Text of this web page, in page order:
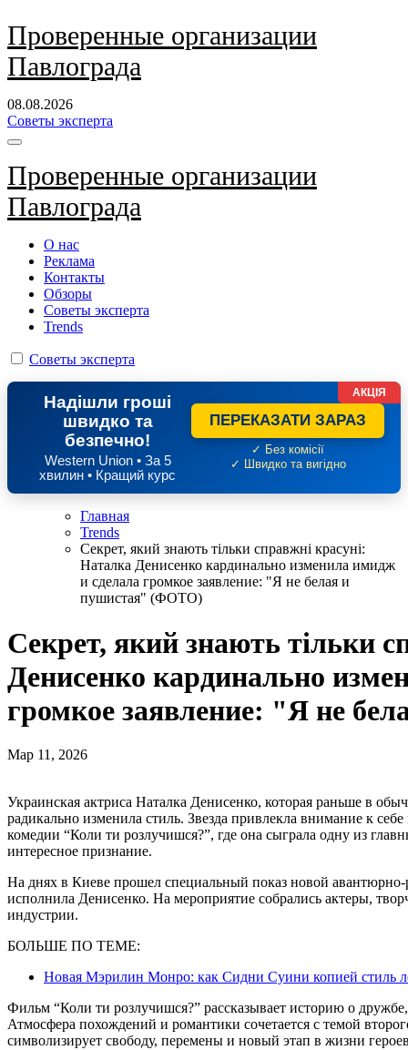
Перейти
к
содержанию
Проверенные организации
Павлограда
08.08.2026
Советы эксперта
Проверенные организации
Павлограда
О нас
Реклама
Контакты
Обзоры
Советы эксперта
Trends
Советы эксперта
Надішли гроші
швидко та
безпечно!
Western Union • За 5
хвилин • Кращий курс
ПЕРЕКАЗАТИ ЗАРАЗ
✓ Без комісії
✓ Швидко та вигідно
АКЦІЯ
Главная
Trends
Секрет, який знають тільки справжні красуні:
Наталка Денисенко кардинально изменила имидж
и сделала громкое заявление: "Я не белая и
пушистая" (ФОТО)
Секрет, який знають тільки
Денисенко кардинально
громкое заявление: "Я не
Мар 11, 2026
Украинская актриса Наталка Денисенко, которая раньше в
радикально изменила стиль. Звезда привлекла внимание к
комедии “Коли ти розлучишся?”, где она сыграла одну из
интересное признание.
На днях в Киеве прошел специальный показ новой
исполнила Денисенко. На мероприятие собрались актеры,
индустрии.
БОЛЬШЕ ПО ТЕМЕ:
Новая Мэрилин Монро: как Сидни Суини копией стиль
Фильм “Коли ти розлучишся?” рассказывает историю о
Атмосфера похождений и романтики сочетается с темой
символизирует свободу, перемены и новый этап в жизни